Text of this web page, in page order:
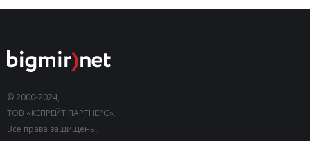
© 2000-2024,
ТОВ «КЕПРЕЙТ ПАРТНЕРС».
Все права защищены.